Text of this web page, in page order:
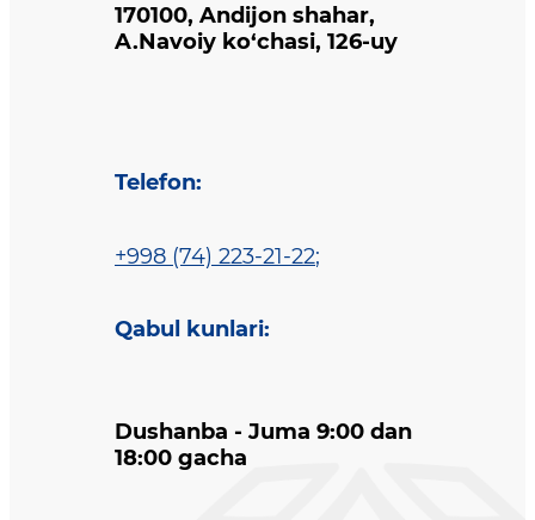
170100, Andijon shahar,
A.Navoiy ko‘chasi, 126-uy
Telefon:
+998 (74) 223-21-22;
Qabul kunlari:
Dushanba - Juma 9:00 dan
18:00 gacha